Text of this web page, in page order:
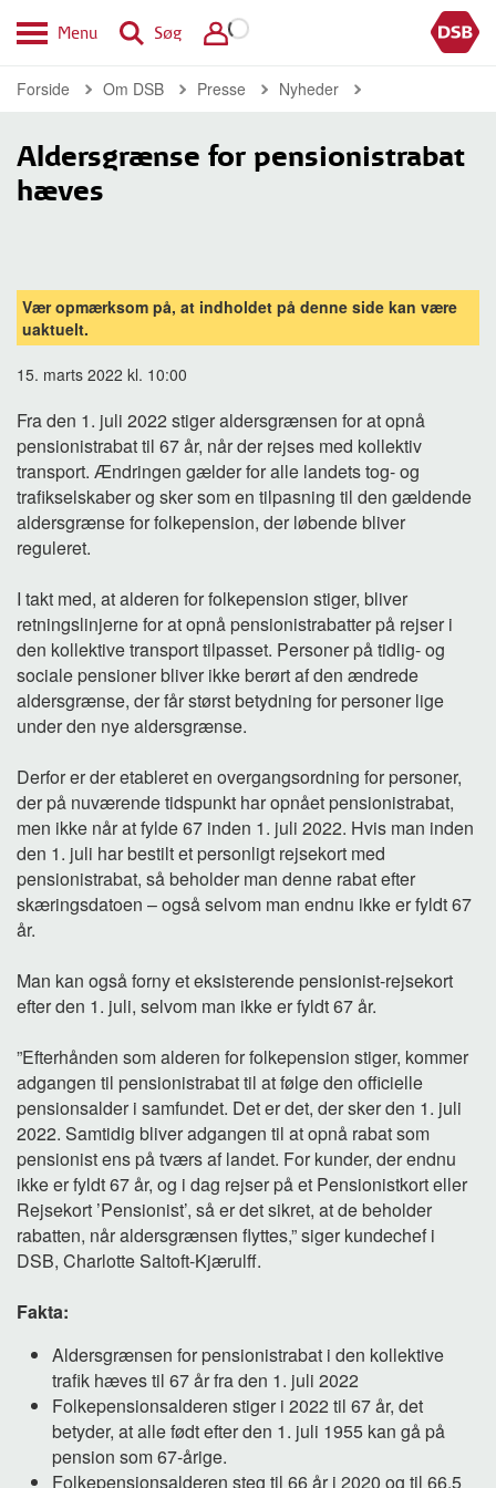
Menu Søg
Forside Om DSB Presse Nyheder
Aldersgrænse for pensionistrabat
hæves
Vær opmærksom på, at indholdet på denne side kan være
uaktuelt.
15. marts 2022 kl. 10:00
Fra den 1. juli 2022 stiger aldersgrænsen for at opnå
pensionistrabat til 67 år, når der rejses med kollektiv
transport. Ændringen gælder for alle landets tog- og
trafikselskaber og sker som en tilpasning til den gældende
aldersgrænse for folkepension, der løbende bliver
reguleret.
I takt med, at alderen for folkepension stiger, bliver
retningslinjerne for at opnå pensionistrabatter på rejser i
den kollektive transport tilpasset. Personer på tidlig- og
sociale pensioner bliver ikke berørt af den ændrede
aldersgrænse, der får størst betydning for personer lige
under den nye aldersgrænse.
Derfor er der etableret en overgangsordning for personer,
der på nuværende tidspunkt har opnået pensionistrabat,
men ikke når at fylde 67 inden 1. juli 2022. Hvis man inden
den 1. juli har bestilt et personligt rejsekort med
pensionistrabat, så beholder man denne rabat efter
skæringsdatoen – også selvom man endnu ikke er fyldt 67
år.
Man kan også forny et eksisterende pensionist-rejsekort
efter den 1. juli, selvom man ikke er fyldt 67 år.
”Efterhånden som alderen for folkepension stiger, kommer
adgangen til pensionistrabat til at følge den officielle
pensionsalder i samfundet. Det er det, der sker den 1. juli
2022. Samtidig bliver adgangen til at opnå rabat som
pensionist ens på tværs af landet. For kunder, der endnu
ikke er fyldt 67 år, og i dag rejser på et Pensionistkort eller
Rejsekort ’Pensionist’, så er det sikret, at de beholder
rabatten, når aldersgrænsen flyttes,” siger kundechef i
DSB, Charlotte Saltoft-Kjærulff.
Fakta:
Aldersgrænsen for pensionistrabat i den kollektive
trafik hæves til 67 år fra den 1. juli 2022
Folkepensionsalderen stiger i 2022 til 67 år, det
betyder, at alle født efter den 1. juli 1955 kan gå på
pension som 67-årige.
Folkepensionsalderen steg til 66 år i 2020 og til 66,5